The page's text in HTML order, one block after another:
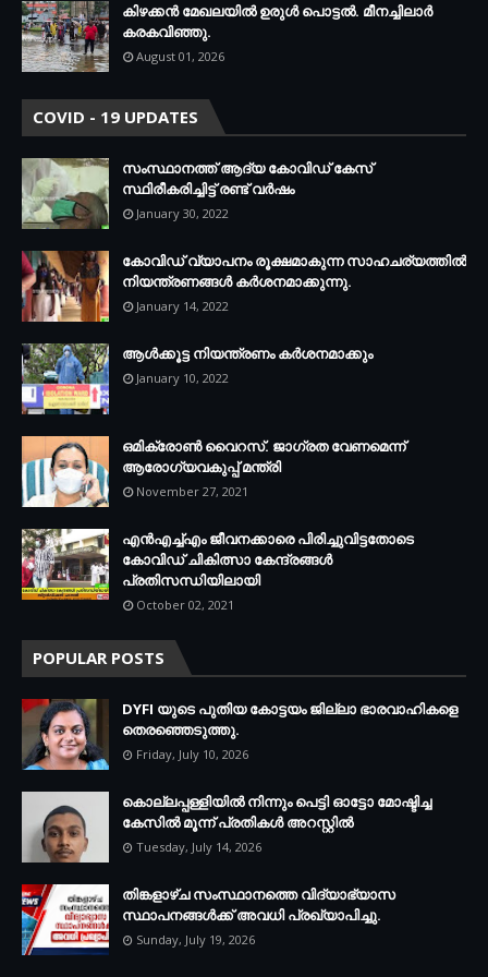
കിഴക്കന്‍ മേഖലയില്‍ ഉരുള്‍ പൊട്ടല്‍. മീനച്ചിലാര്‍
കരകവിഞ്ഞു.
August 01, 2026
COVID - 19 UPDATES
സംസ്ഥാനത്ത് ആദ്യ കോവിഡ് കേസ്
സ്ഥിരീകരിച്ചിട്ട് രണ്ട് വര്‍ഷം
January 30, 2022
കോവിഡ് വ്യാപനം രൂക്ഷമാകുന്ന സാഹചര്യത്തില്‍
നിയന്ത്രണങ്ങള്‍ കര്‍ശനമാക്കുന്നു.
January 14, 2022
ആള്‍ക്കൂട്ട നിയന്ത്രണം കര്‍ശനമാക്കും
January 10, 2022
ഒമിക്രോണ്‍ വൈറസ്. ജാഗ്രത വേണമെന്ന്
ആരോഗ്യവകുപ്പ് മന്ത്രി
November 27, 2021
എന്‍എച്ച്എം ജീവനക്കാരെ പിരിച്ചുവിട്ടതോടെ
കോവിഡ് ചികിത്സാ കേന്ദ്രങ്ങള്‍
പ്രതിസന്ധിയിലായി
October 02, 2021
POPULAR POSTS
DYFI യുടെ പുതിയ കോട്ടയം ജില്ലാ ഭാരവാഹികളെ
തെരഞ്ഞെടുത്തു.
Friday, July 10, 2026
കൊല്ലപ്പള്ളിയില്‍ നിന്നും പെട്ടി ഓട്ടോ മോഷ്ടിച്ച
കേസില്‍ മൂന്ന് പ്രതികള്‍ അറസ്റ്റില്‍
Tuesday, July 14, 2026
തിങ്കളാഴ്ച സംസ്ഥാനത്തെ വിദ്യാഭ്യാസ
സ്ഥാപനങ്ങള്‍ക്ക് അവധി പ്രഖ്യാപിച്ചു.
Sunday, July 19, 2026